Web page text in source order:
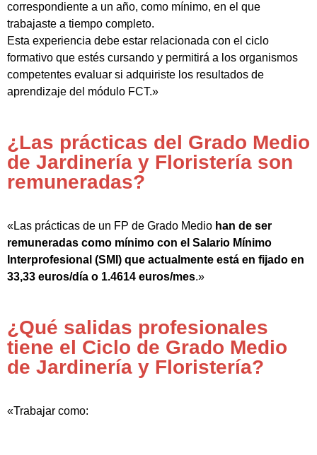
correspondiente a un año, como mínimo, en el que
trabajaste a tiempo completo.
Esta experiencia debe estar relacionada con el ciclo
formativo que estés cursando y permitirá a los organismos
competentes evaluar si adquiriste los resultados de
aprendizaje del módulo FCT.»
¿Las prácticas del Grado Medio
de Jardinería y Floristería son
remuneradas?
«Las prácticas de un FP de Grado Medio han de ser
remuneradas como mínimo con el Salario Mínimo
Interprofesional (SMI) que actualmente está en fijado en
33,33 euros/día o 1.4614 euros/mes.»
¿Qué salidas profesionales
tiene el Ciclo de Grado Medio
de Jardinería y Floristería?
«Trabajar como: